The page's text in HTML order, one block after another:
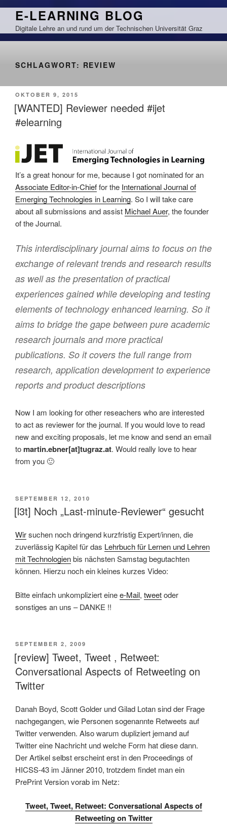
Zum
springen
E-LEARNING BLOG
Digitale Lehre an und rund um der Technischen Universität Graz
SCHLAGWORT: REVIEW
VERÖFFENTLICHT
AM
OKTOBER 9, 2015
[WANTED] Reviewer needed #ijet
#elearning
It’s a great honour for me, because I got nominated for an
Associate Editor-in-Chieffor the International Journal of
Emerging Technologies in Learning. So I will take care
about all submissions and assist Michael Auer, the founder
of the Journal.
This interdisciplinary journal aims to focus on the
exchange of relevant trends and research results
as well as the presentation of practical
experiences gained while developing and testing
elements of technology enhanced learning. So it
aims to bridge the gape between pure academic
research journals and more practical
publications. So it covers the full range from
research, application development to experience
reports and product descriptions
Now I am looking for other reseachers who are interested
to act as reviewer for the journal. If you would love to read
new and exciting proposals, let me know and send an email
to martin.ebner[at]tugraz.at. Would really love to hear
from you 🙂
VERÖFFENTLICHT
AM
SEPTEMBER 12, 2010
[l3t] Noch „Last-minute-Reviewer“ gesucht
Wirsuchen noch dringend kurzfristig Expert/innen, die
zuverlässig Kapitel für das Lehrbuch für Lernen und Lehren
mit Technologienbis nächsten Samstag begutachten
können. Hierzu noch ein kleines kurzes Video:
Bitte einfach unkompliziert einee-Mail, tweetoder
sonstiges an uns – DANKE !!
VERÖFFENTLICHT
AM
SEPTEMBER 2, 2009
[review] Tweet, Tweet , Retweet:
Conversational Aspects of Retweeting on
Twitter
Danah Boyd, Scott Golder und Gilad Lotan sind der Frage
nachgegangen, wie Personen sogenannte Retweets auf
Twitter verwenden. Also warum dupliziert jemand auf
Twitter eine Nachricht und welche Form hat diese dann.
Der Artikel selbst erscheint erst in den Proceedings of
HICSS-43 im Jänner 2010, trotzdem findet man ein
PrePrint Version vorab im Netz:
Tweet, Tweet, Retweet: Conversational Aspects of
Retweeting on Twitter